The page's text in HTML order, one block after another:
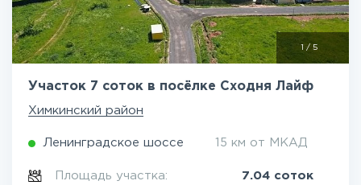
/ 5
Участок 7 соток в посёлке Сходня Лайф
Химкинский район
Ленинградское шоссе 15 км от МКАД
Площадь участка: 7.04 соток